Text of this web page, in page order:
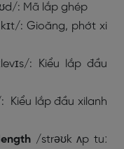
: Mã lắp ghép
kɪt/: Gioăng, phớt xi
: Kiểu lắp đầu
lắp đầu xilanh
/strəʊk ʌp tuː